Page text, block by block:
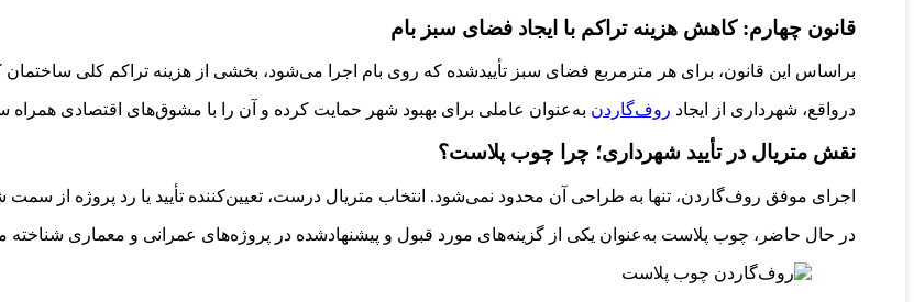
قانون چهارم: کاهش هزینه تراکم با ایجاد فضای سبز بام
براساس این قانون، برای هر مترمربع فضای سبز تأییدشده که روی بام اجرا می‌شود، بخشی از هزینه تراکم کلی ساختمان
درواقع، شهرداری از ایجاد روف‌گاردن به‌عنوان عاملی برای بهبود شهر حمایت کرده و آن را با مشوق‌های اقتصادی
نقش متریال در تأیید شهرداری؛ چرا چوب پلاست؟
اجرای موفق روف‌گاردن، تنها به طراحی آن محدود نمی‌شود. انتخاب متریال درست، تعیین‌کننده تأیید یا رد پروژه از
در حال حاضر، چوب پلاست به‌عنوان یکی از گزینه‌های مورد قبول و پیشنهادشده در پروژه‌های عمرانی و معماری